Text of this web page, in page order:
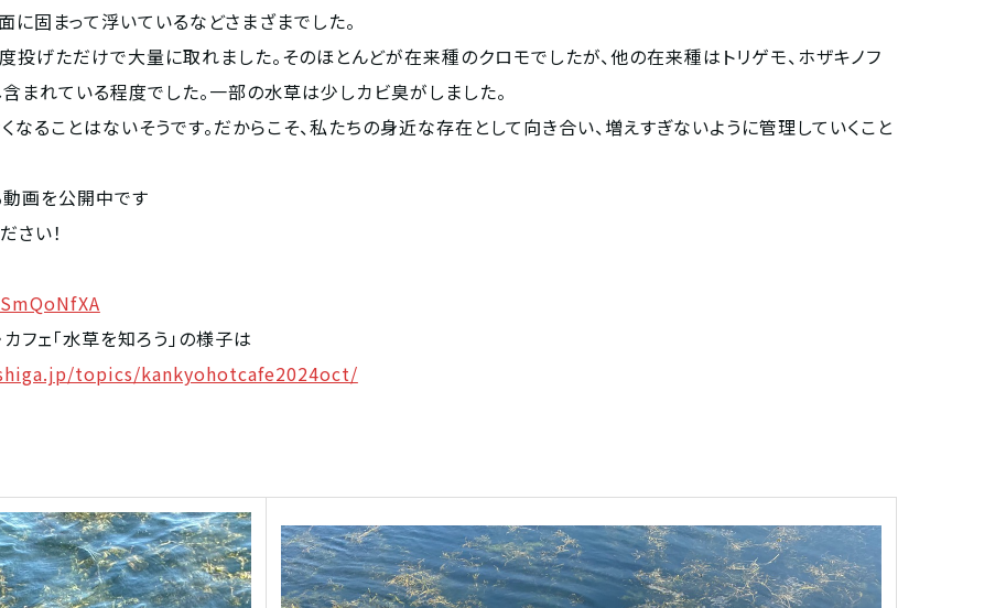
固まって浮いているなどさまざまでした。
投げただけで大量に取れました。そのほとんどが在来種のクロモでしたが、他の在来種はトリゲモ、ホザキノフ
まれている程度でした。一部の水草は少しカビ臭がしました。
ることはないそうです。だからこそ、私たちの身近な存在として向き合い、増えすぎないように管理していくこと
動画を公開中です
さい！
ェ「水草を知ろう」の様子は
topics/kankyohotcafe2024oct/